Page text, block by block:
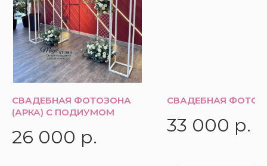
СВАДЕБНАЯ ФОТОЗОНА
(АРКА) С ПОДИУМОМ
26 000 р.
СВАДЕБНАЯ
33 000 р.